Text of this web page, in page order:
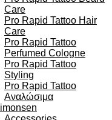
Care
Pro Rapid Tattoo Hair
Care
Pro Rapid Tattoo
Perfumed Cologne
Pro Rapid Tattoo
Styling
Pro Rapid Tattoo
Αναλώσιμα